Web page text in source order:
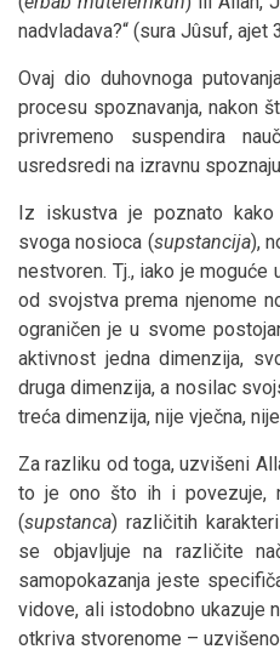
nadvladava?“ (sura Jûsuf, ajet
Ovaj dio duhovnoga
procesu spoznavanja, nakon
privremeno suspendira
usredsredi na izravnu
Iz iskustva je poznato
svoga nosioca (supstancija),
nestvoren. Tj., iako je
od svojstva prema njenome
ograničen je u svome
aktivnost jedna dimenzija,
druga dimenzija, a nosilac
treća dimenzija, nije vječna,
Za razliku od toga, uzvišeni
to je ono što ih i povezuje,
(supstanca) različitih
se objavljuje na različite
samopokazanja jeste
vidove, ali istodobno ukazuje
otkriva stvorenome –